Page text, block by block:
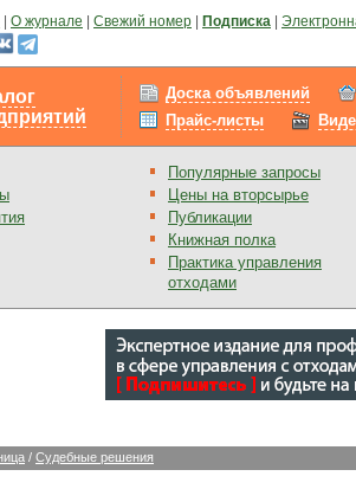
О журнале Свежий номер Подписка
Доска объявлений
Прайс-листы
Популярные запросы
Цены на вторсырье
Публикации
Книжная полка
Практика управления
отходами
/ Судебные решения